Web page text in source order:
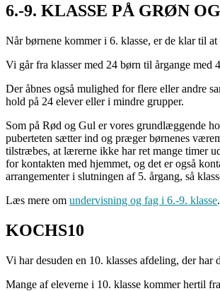
6.-9. KLASSE PÅ GRØN
Når børnene kommer i 6. klasse, er de klar til
Vi går fra klasser med 24 børn til årgange med
Der åbnes også mulighed for flere eller andre
hold på 24 elever eller i mindre grupper.
Som på Rød og Gul er vores grundlæggende
puberteten sætter ind og præger børnenes
tilstræbes, at lærerne ikke har ret mange timer
for kontakten med hjemmet, og det er også
arrangementer i slutningen af 5. årgang, så
Læs mere om undervisning og fag i 6.-9. klasse.
KOCHS10
Vi har desuden en 10. klasses afdeling, der
Mange af eleverne i 10. klasse kommer hertil